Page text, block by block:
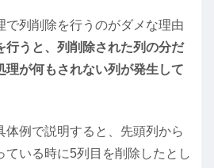
で列削除を行うのがダメな理由
行うと、列削除された列の分だ
理が何もされない列が発生して
体例で説明すると、先頭列から
ている時に5列目を削除したとし